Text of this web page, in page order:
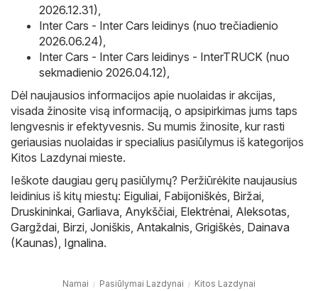
2026.12.31),
Inter Cars - Inter Cars leidinys (nuo trečiadienio
2026.06.24),
Inter Cars - Inter Cars leidinys - InterTRUCK (nuo
sekmadienio 2026.04.12),
Dėl naujausios informacijos apie nuolaidas ir akcijas,
visada žinosite visą informaciją, o apsipirkimas jums taps
lengvesnis ir efektyvesnis. Su mumis žinosite, kur rasti
geriausias nuolaidas ir specialius pasiūlymus iš kategorijos
Kitos Lazdynai mieste.
Ieškote daugiau gerų pasiūlymų? Peržiūrėkite naujausius
leidinius iš kitų miestų: Eiguliai, Fabijoniškės, Biržai,
Druskininkai, Garliava, Anykščiai, Elektrėnai, Aleksotas,
Gargždai, Birzi, Joniškis, Antakalnis, Grigiškės, Dainava
(Kaunas), Ignalina.
Namai Pasiūlymai Lazdynai Kitos Lazdynai